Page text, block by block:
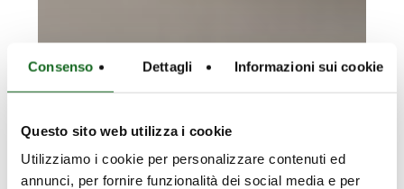
Consenso Dettagli Informazioni sui cookie
Questo sito web utilizza i cookie
Utilizziamo i cookie per personalizzare contenuti ed
annunci, per fornire funzionalità dei social media e per